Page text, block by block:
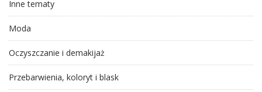
Inne tematy
Moda
Oczyszczanie i demakijaż
Przebarwienia, koloryt i blask